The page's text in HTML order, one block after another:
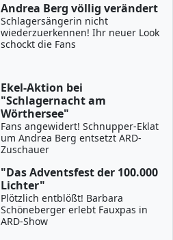
Andrea Berg völlig verändert
Schlagersängerin nicht
wiederzuerkennen! Ihr neuer Look
schockt die Fans
Ekel-Aktion bei
"Schlagernacht am
Wörthersee"
Fans angewidert! Schnupper-Eklat
um Andrea Berg entsetzt ARD-
Zuschauer
"Das Adventsfest der 100.000
Lichter"
Plötzlich entblößt! Barbara
Schöneberger erlebt Fauxpas in
ARD-Show